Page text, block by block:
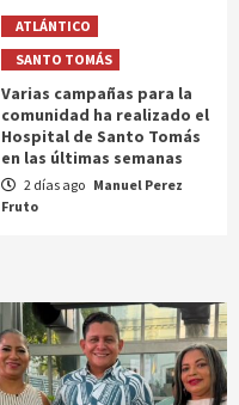
ATLÁNTICO
SANTO TOMÁS
Varias campañas para la
comunidad ha realizado el
Hospital de Santo Tomás
en las últimas semanas
2 días ago Manuel Perez
Fruto